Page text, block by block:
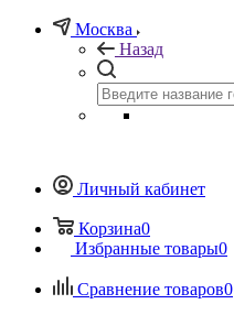
Москва
Назад
Личный кабинет
Корзина0
Избранные товары0
Сравнение товаров0